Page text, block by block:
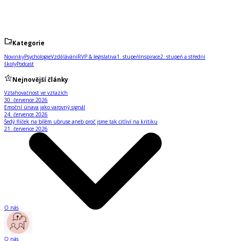
Kategorie
NovinkyPsychologieVzděláváníRVP & legislativa1. stupeňInspirace2. stupeň a střední
školyPodcast
Nejnovější články
Vztahovačnost ve vztazích
30. července 2026
Emoční únava jako varovný signál
24. července 2026
Šedý flíček na bílém ubruse aneb proč jsme tak citliví na kritiku
21. července 2026
O nás
O nás